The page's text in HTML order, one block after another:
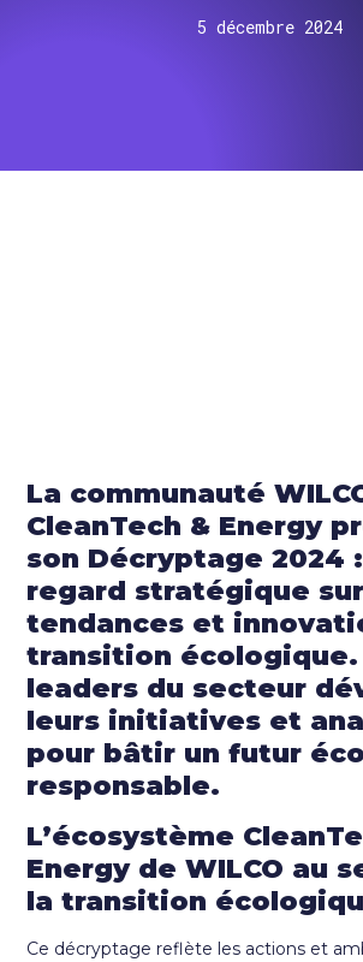
5 décembre 2024
La communauté
CleanTech & Energy
son Décryptage 2024
regard stratégique
tendances et
transition écologique.
leaders du secteur
leurs initiatives et
pour bâtir un futur
responsable.
L’écosystème
Energy de WILCO au
la transition
Ce décryptage reflète les actions et